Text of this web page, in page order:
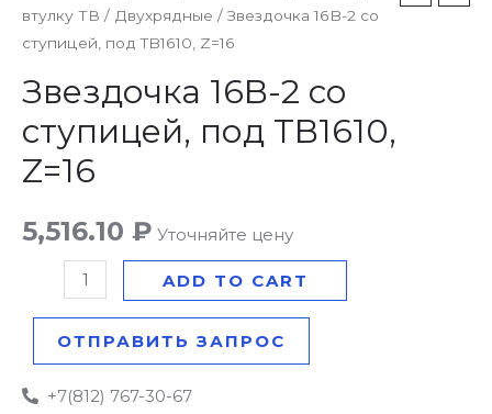
втулку ТВ / Двухрядные / Звездочка 16B-2 со
ступицей, под TB1610, Z=16
Звездочка 16B-2 со
ступицей, под TB1610,
Z=16
5,516.10 ₽ Уточняйте цену
16B-
2
со
ступицей,
под
TB1610,
quantity
ADD TO CART
ОТПРАВИТЬ ЗАПРОС
+7(812) 767-30-67